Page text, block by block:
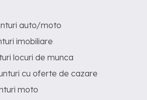
auto/moto
imobiliare
locuri de munca
cu oferte de cazare
moto